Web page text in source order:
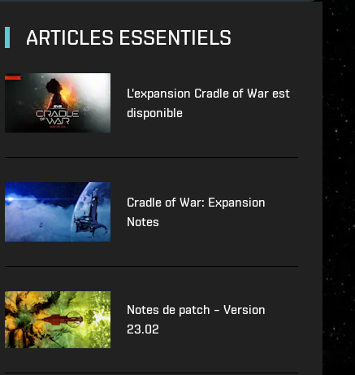
ARTICLES ESSENTIELS
L'expansion Cradle of War est
disponible
Cradle of War: Expansion
Notes
Notes de patch – Version
23.02